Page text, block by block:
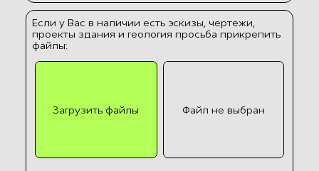
Если у Вас в наличии есть эскизы, чертежи,
проекты здания и геология просьба прикрепить
файлы:
Загрузить файлы Файл не выбран